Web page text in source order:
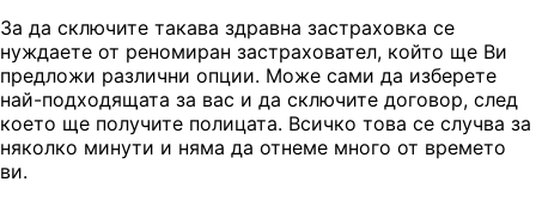
За да сключите такава здравна застраховка се
нуждаете от реномиран застраховател, който ще Ви
предложи различни опции. Може сами да изберете
най-подходящата за вас и да сключите договор, след
което ще получите полицата. Всичко това се случва за
няколко минути и няма да отнеме много от времето
ви.